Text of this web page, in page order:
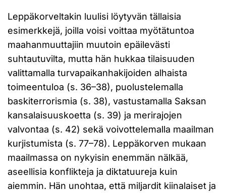
Leppäkorveltakin luulisi löytyvän tällaisia
esimerkkejä, joilla voisi voittaa myötätuntoa
maahanmuuttajiin muutoin epäilevästi
suhtautuvilta, mutta hän hukkaa tilaisuuden
valittamalla turvapaikanhakijoiden alhaista
toimeentuloa (s. 36–38), puolustelemalla
baskiterrorismia (s. 38), vastustamalla Saksan
kansalaisuuskoetta (s. 39) ja merirajojen
valvontaa (s. 42) sekä voivottelemalla maailman
kurjistumista (s. 77–78). Leppäkorven mukaan
maailmassa on nykyisin enemmän nälkää,
aseellisia konflikteja ja diktatuureja kuin
aiemmin. Hän unohtaa, että miljardit kiinalaiset ja